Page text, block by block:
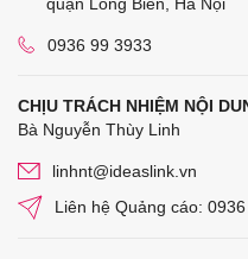
0936 99 3933
CHỊU TRÁCH NHIỆM NỘI
Bà Nguyễn Thùy Linh
linhnt@ideaslink.vn
Liên hệ Quảng cáo: